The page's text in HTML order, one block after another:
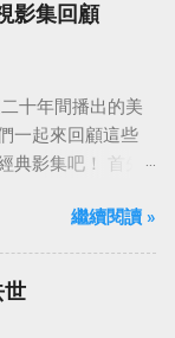
影集回顧
十年間播出的美
一起來回顧這些
典影集吧！ 首先
，這部影集最早
5月24日於美國
。 令人懷念的愛
繼續閱讀 »
世